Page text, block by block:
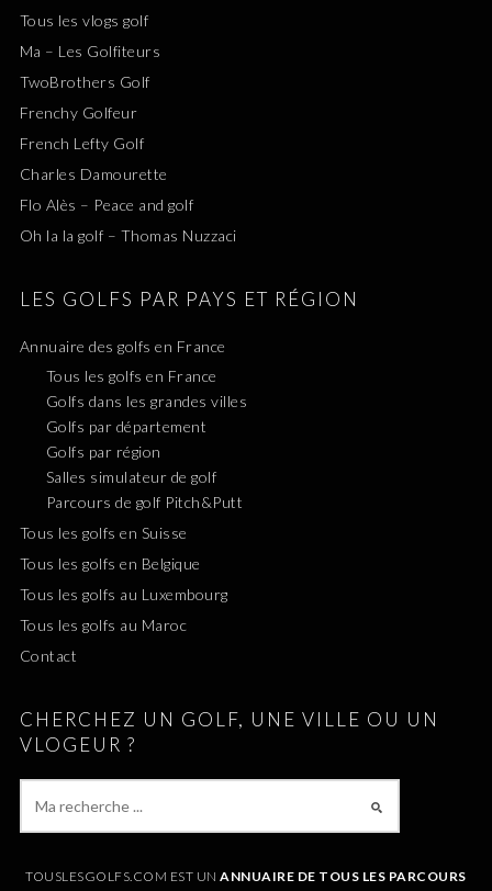
Tous les vlogs golf
Ma – Les Golfiteurs
TwoBrothers Golf
Frenchy Golfeur
French Lefty Golf
Charles Damourette
Flo Alès – Peace and golf
Oh la la golf – Thomas Nuzzaci
LES GOLFS PAR PAYS ET RÉGION
Annuaire des golfs en France
Tous les golfs en France
Golfs dans les grandes villes
Golfs par département
Golfs par région
Salles simulateur de golf
Parcours de golf Pitch&Putt
Tous les golfs en Suisse
Tous les golfs en Belgique
Tous les golfs au Luxembourg
Tous les golfs au Maroc
Contact
CHERCHEZ UN GOLF, UNE VILLE OU UN
VLOGEUR ?
TOUSLESGOLFS.COM EST UNANNUAIRE DE TOUS LES PARCOURS